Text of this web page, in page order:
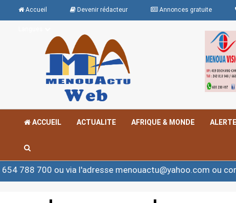
Accueil Devenir rédacteur Annonces gratuite
ACCUEIL ACTUALITE AFRIQUE & MONDE ALERTE
via l'adresse menouactu@yahoo.com ou